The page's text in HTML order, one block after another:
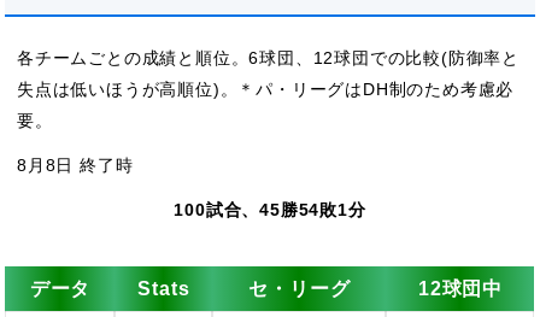
各チームごとの成績と順位。6球団、12球団での比較(防御率と
失点は低いほうが高順位)。＊パ・リーグはDH制のため考慮必
要。
8月8日 終了時
100試合、45勝54敗1分
データ Stats セ・リーグ
12球団中